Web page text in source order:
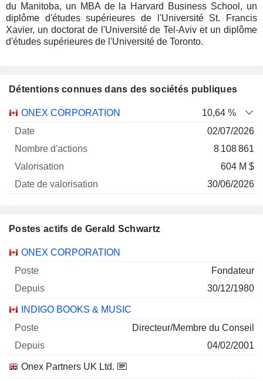
du Manitoba, un MBA de la Harvard Business School, un
diplôme d'études supérieures de l'Université St. Francis
Xavier, un doctorat de l'Université de Tel-Aviv et un diplôme
d'études supérieures de l'Université de Toronto.
Détentions connues dans des sociétés publiques
Nombre
Date de
ONEX CORPORATION
10,64 %
02/07/2026
8 108 861
604 M $
30/06/2026
Postes actifs de Gerald Schwartz
Sociétés Poste Début
ONEX CORPORATION
Fondateur
30/12/1980
INDIGO BOOKS & MUSIC
Directeur/Membre du Conseil
04/02/2001
Onex Partners UK Ltd.